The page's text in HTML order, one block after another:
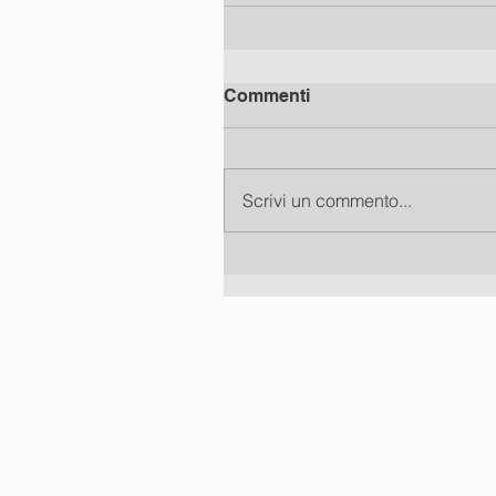
Commenti
Scrivi un commento...